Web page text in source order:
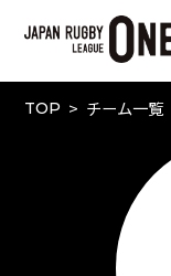
TOP チーム一覧